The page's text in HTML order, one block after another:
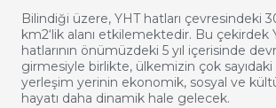
Bilindiği üzere, YHT hatları çevresindeki
km2‘lik alanı etkilemektedir. Bu çekirdek
hatlarının önümüzdeki 5 yıl içerisinde
girmesiyle birlikte, ülkemizin çok sayıdaki
yerleşim yerinin ekonomik, sosyal ve
hayatı daha dinamik hale gelecek.